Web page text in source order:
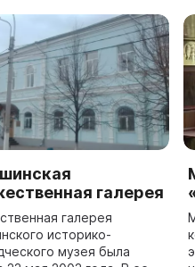
галерея
галерея
историко-
музея была